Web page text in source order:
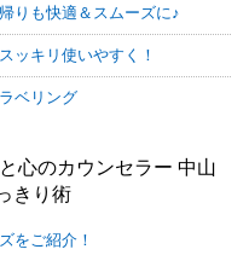
りも快適＆スムーズに♪
ッキリ使いやすく！
ベリング
心のカウンセラー 中山
きり術
をご紹介！